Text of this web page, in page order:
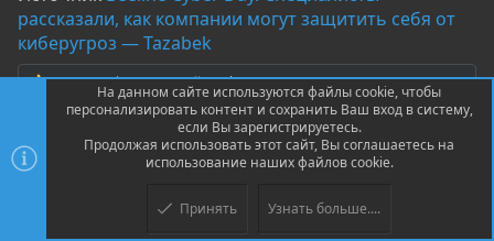
рассказали, как компании могут защитить себя от
киберугроз — Tazabek
к
ц
и
Gustavo Fring,Местный,Luxkerrи ещё 3
На данном сайте используются файлы cookie, чтобы
персонализировать контент и сохранить Ваш вход в систему,
если Вы зарегистрируетесь.
Продолжая использовать этот сайт, Вы соглашаетесь на
использование наших файлов cookie.
Принять Узнать больше....